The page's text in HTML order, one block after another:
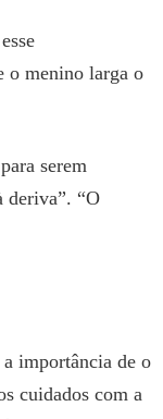
o menino larga o
serem
deriva”. “O
importância de o
cuidados com a